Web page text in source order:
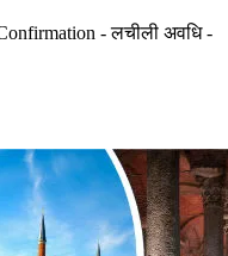
- लचीली अवधि -